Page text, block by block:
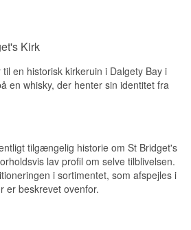
let røget baggrund fra Islay-komponenten.
og varm med vedvarende krydderi og
let røget afslutning.
Kirk
en historisk kirkeruin i Dalgety Bay i
en whisky, der henter sin identitet fra
tilgængelig historie om St Bridget's
lav profil om selve tilblivelsen.
i sortimentet, som afspejles i
er beskrevet ovenfor.